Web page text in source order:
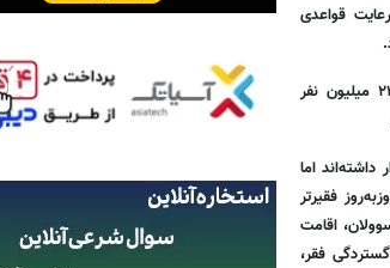
قواعدی
تحولات نامطلوب دهه ۱۳۹۰، باعث آن شده است که جمعیت کم‌درآمد کشور به رقم هشداردهنده ۲۳ میلیون نفر
اما
فقیرتر
اقامت
فقر،